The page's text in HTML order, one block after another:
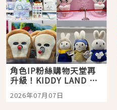
角色IP粉絲購物天堂再
升級！KIDDY LAND 原
宿店吉伊卡哇迎客，新
開幕 OMOKADO 店3分
2026年07月07日